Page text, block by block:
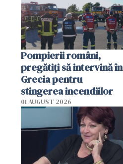
în iulie
Pompierii români,
pregătiţi să intervină în
Grecia pentru
stingerea incendiilor
01 AUGUST 2026